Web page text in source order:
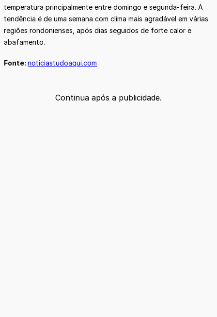
temperatura principalmente entre domingo e segunda-feira. A
tendência é de uma semana com clima mais agradável em várias
regiões rondonienses, após dias seguidos de forte calor e
abafamento.
Fonte: noticiastudoaqui.com
Continua após a publicidade.